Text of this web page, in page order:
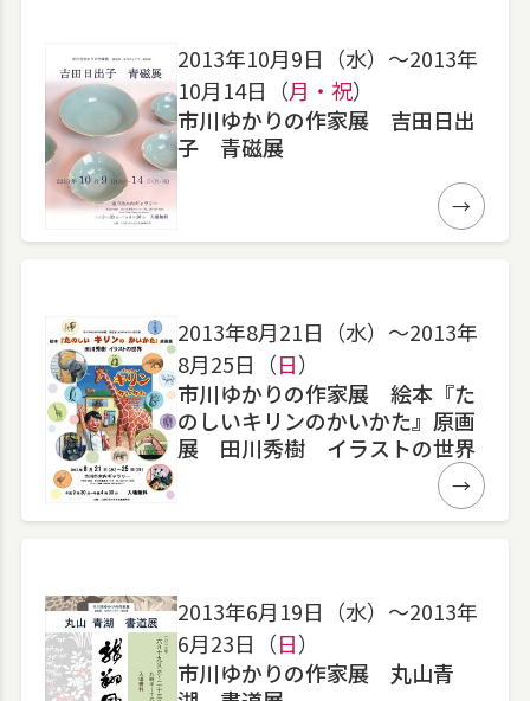
2013年10月9日（水）〜2013年
10月14日（月・祝）
市川ゆかりの作家展 吉田日出
子 青磁展
詳細
2013年8月21日（水）〜2013年
8月25日（日）
市川ゆかりの作家展 絵本『た
のしいキリンのかいかた』原画
展 田川秀樹 イラストの世界
詳細
2013年6月19日（水）〜2013年
6月23日（日）
市川ゆかりの作家展 丸山青